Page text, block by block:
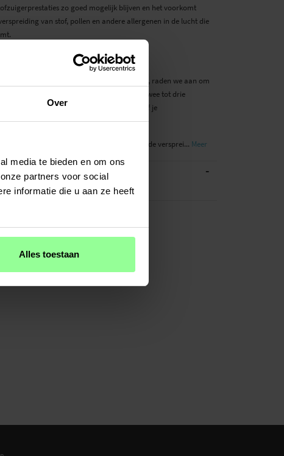
Over
media te bieden en om ons
partners voor social
informatie die u aan ze heeft
Alles toestaan
zo goed mogelijk blijven en het voorkomt
van stof, pollen en andere allergenen in de lucht die
Product van een derde partij, geen origineel.
beste reinigings- en filterefficiëntie te bereiken, raden we aan om
van je robotstofzuiger elke twee tot drie
te vervangen, (afhankelijk van hoe intensief je
gebruikt wordt).
filters voor de robotstofzuiger verminderen de versprei... Meer
-
13,8 x 5,3 x 7,7 cm